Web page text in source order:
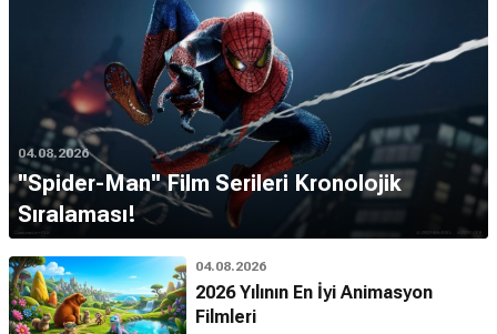
04.08.2026
''Spider-Man'' Film Serileri Kronolojik
Sıralaması!
04.08.2026
2026 Yılının En İyi Animasyon
Filmleri